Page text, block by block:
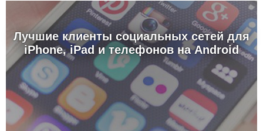
Лучшие клиенты социальных сетей для
iPhone, iPad и телефонов на Android